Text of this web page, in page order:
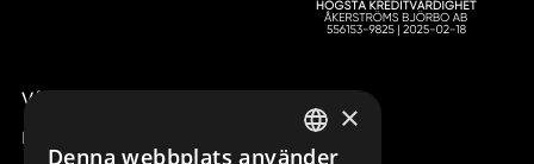
Våra radiostyrningar – översikt
Remotus
×
Denna webbplats använder